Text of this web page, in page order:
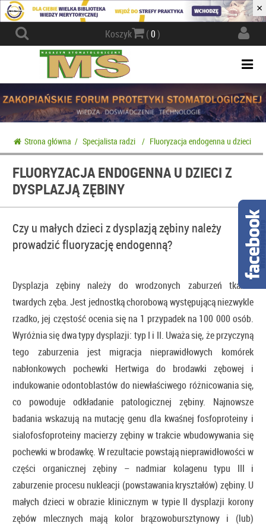
×
Koszyk (0)
Strona główna / Specjalista radzi / Fluoryzacja endogenna u dzieci z
FLUORYZACJA ENDOGENNA U DZIECI Z
DYSPLAZJĄ ZĘBINY
Czy u małych dzieci z dysplazją zębiny należy
prowadzić fluoryzację endogenną?
Dysplazja zębiny należy do wrodzonych zaburzeń tkanek
twardych zęba. Jest jednostką chorobową występującą niezwykle
rzadko, jej częstość ocenia się na 1 przypadek na 100 000 osób.
Wyróżnia się dwa typy dysplazji: typ I i II. Uważa się, że przyczyną
tego zaburzenia jest migracja nieprawidłowych komórek
nabłonkowych pochewki Hertwiga do brodawki zębowej i
indukowanie odontoblastów do niewłaściwego różnicowania się,
co powoduje odkładanie patologicznej zębiny. Najnowsze
badania wskazują na mutację genu dla kwaśnej fosfoproteiny i
sialofosfoproteiny macierzy zębiny w trakcie wbudowywania się
pochewki w brodawkę. W rezultacie powstają nieprawidłowości w
części organicznej zębiny – nadmiar kolagenu typu III i
zaburzenie procesu nukleacji (powstawania kryształów) zębiny. U
małych dzieci w obrazie klinicznym w typie II dysplazji korony
zębów mlecznych mają kolor brązowobursztynowy i (lub)